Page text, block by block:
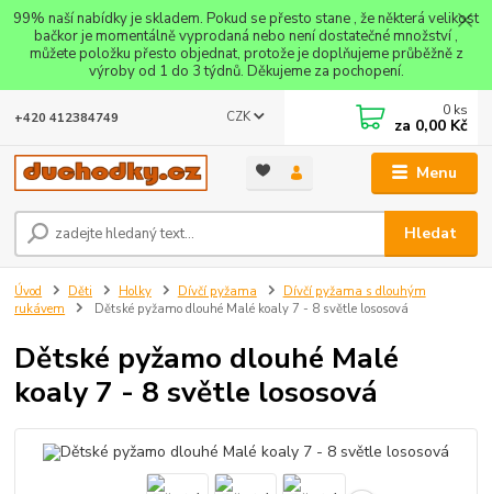
99% naší nabídky je skladem. Pokud se přesto stane , že některá velikost
bačkor je momentálně vyprodaná nebo není dostatečné množství ,
můžete položku přesto objednat, protože je doplňujeme průběžně z
výroby od 1 do 3 týdnů. Děkujeme za pochopení.
Menu
CZK
Hledat
+420 412384749 0 ks
za 0,00 Kč
Úvod Děti Holky Dívčí pyžama
Dívčí pyžama s dlouhým
rukávem
Dětské pyžamo dlouhé Malé koaly 7 - 8 světle lososová
Dětské pyžamo dlouhé Malé
koaly 7 - 8 světle lososová